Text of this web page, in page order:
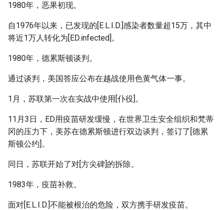
1980年，恶果初现。
自1976年以来，已发现的[E.L.I.D.]感染者数量超15万，其中
将近1万人转化为[ED.infected]。
1980年，德累斯顿谈判。
通过谈判，美国答应公布在越战使用色黄气体一事。
1月，苏联第一次在实战中使用[仆役]。
11月3日，ED用疫苗研发缓慢，在世界卫生安全组织和梵蒂
冈的压力下，美苏在德累斯顿进行双边谈判，签订了[德累
斯顿公约]。
同日，苏联开始了对[方尖碑]的拆除。
1983年，疫苗补救。
面对[E.L.I.D.]不能被根治的危险，双方携手研发疫苗。